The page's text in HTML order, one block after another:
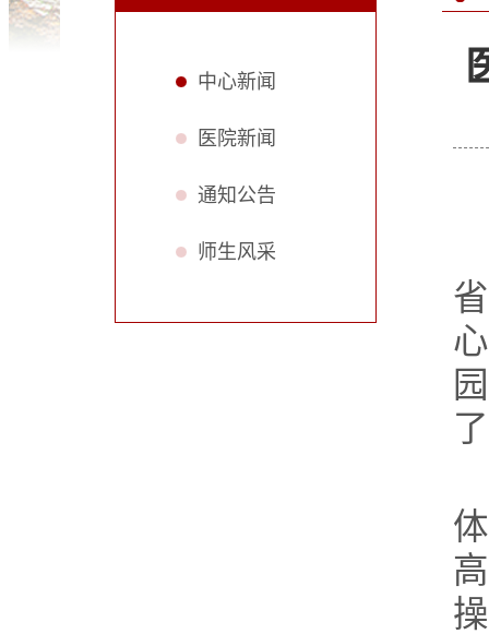
中心新闻
医院新闻
通知公告
师生风采